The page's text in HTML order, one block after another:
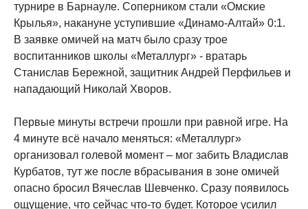
турнире в Барнауле. Соперником стали «Омские
Крылья», накануне уступившие «Динамо-Алтай» 0:1.
В заявке омичей на матч было сразу трое
воспитанников школы «Металлург» - вратарь
Станислав Бережной, защитник Андрей Перфильев и
нападающий Николай Хворов.
Первые минуты встречи прошли при равной игре. На
4 минуте всё начало меняться: «Металлург»
организовал голевой момент – мог забить Владислав
Курбатов, тут же после вбрасывания в зоне омичей
опасно бросил Вячеслав Шевченко. Сразу появилось
ощущение, что сейчас что-то будет. Которое усилил